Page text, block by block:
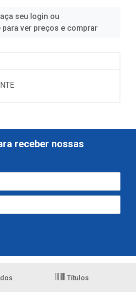
seu login ou
ver preços e comprar
receber nossas
Títulos